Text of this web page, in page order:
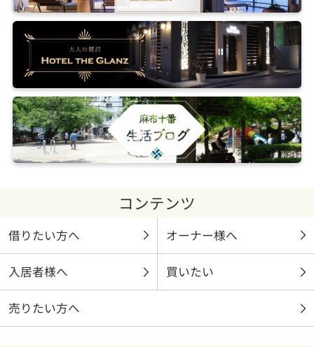
コンテンツ
借りたい方へ オーナー様へ
入居者様へ 買いたい
売りたい方へ